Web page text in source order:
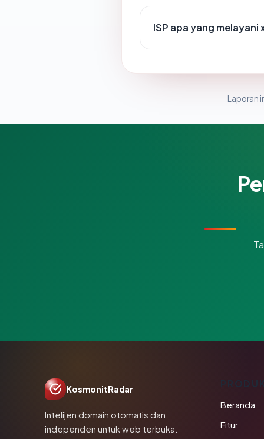
ISP apa yang melayani
Laporan
KosmonitRadar
Intelijen domain otomatis dan
independen untuk web terbuka.
Beranda
Fitur